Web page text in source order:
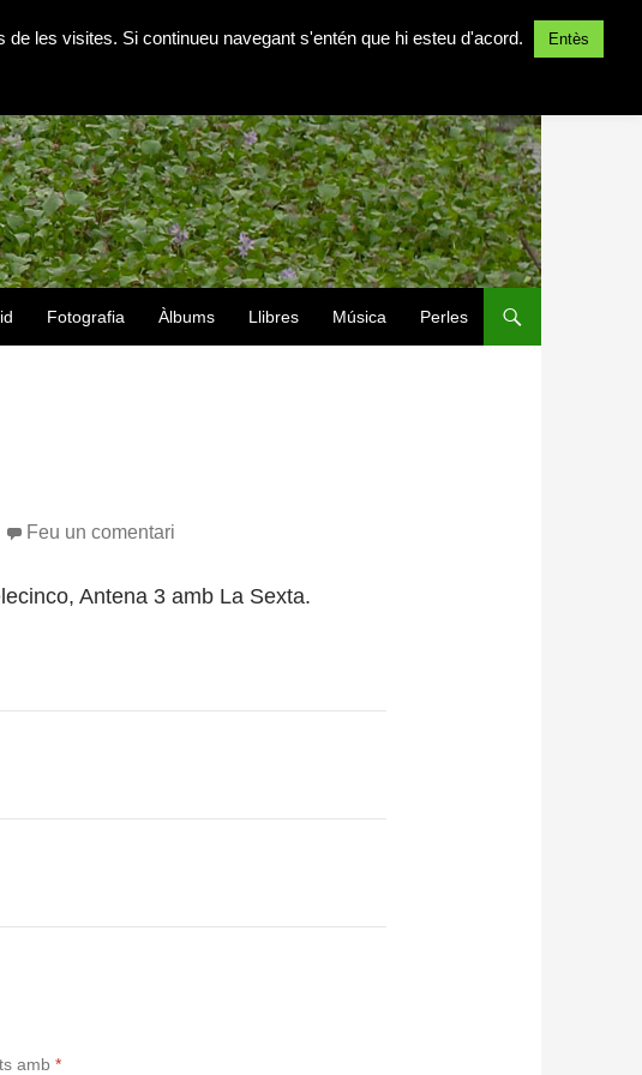
Fotografia Àlbums Llibres Música Perles
Feu un comentari
Antena 3 amb La Sexta.
amb *
les visites. Si continueu navegant s'entén que hi esteu d'acord. Entès